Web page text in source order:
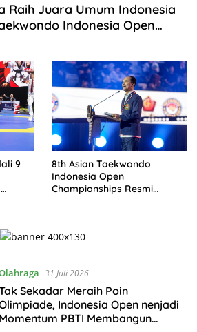
Raih Juara Umum Indonesia
Indonesia Open
9
8th Asian Taekwondo
Indonesia Open
Championships Resmi
31 Juli 2026
Sekadar Meraih Poin
Indonesia Open nenjadi
Momentum PBTI Membangun